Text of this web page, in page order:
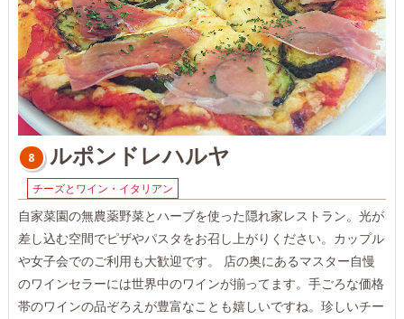
8 ルポンドレハルヤ
チーズとワイン・イタリアン
自家菜園の無農薬野菜とハーブを使った隠れ家レストラン。光が
差し込む空間でピザやパスタをお召し上がりください。カップル
や女子会でのご利用も大歓迎です。 店の奥にあるマスター自慢
のワインセラーには世界中のワインが揃ってます。手ごろな価格
帯のワインの品ぞろえが豊富なことも嬉しいですね。珍しいチー